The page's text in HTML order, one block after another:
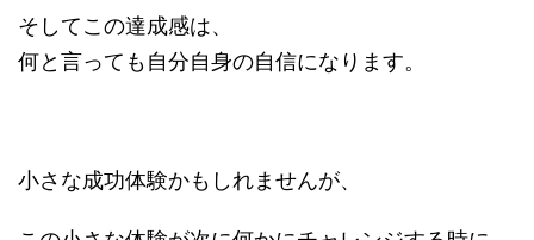
そしてこの達成感は、
何と言っても自分自身の自信になります。
小さな成功体験かもしれませんが、